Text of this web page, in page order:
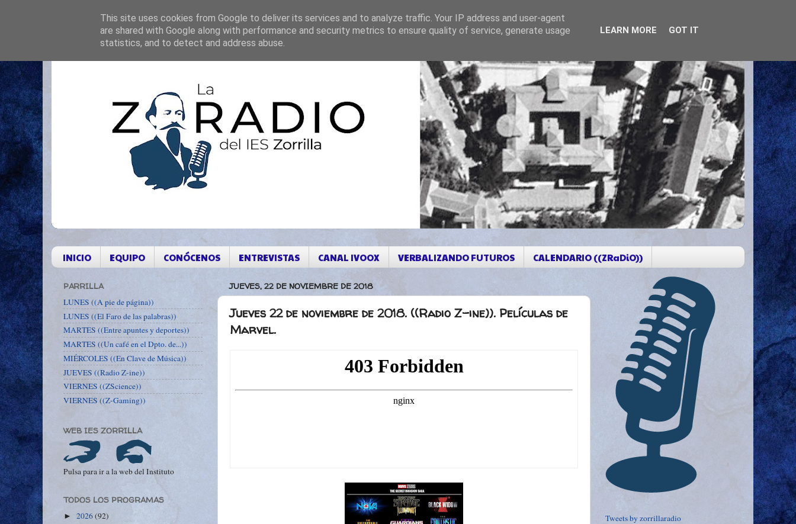
INICIO EQUIPO CONÓCENOS ENTREVISTAS CANAL IVOOX VERBALIZANDO FUTUROS CALENDARIO ((ZRaDiO))
JUEVES, 22 DE NOVIEMBRE DE 2018
Jueves 22 de noviembre de 2018. ((Radio Z-ine)). Películas de
Marvel.
PARRILLA
LUNES ((A pie de página))
LUNES ((El Faro de las palabras))
MARTES ((Entre apuntes y deportes))
MARTES ((Un café en el Dpto. de...))
MIÉRCOLES ((En Clave de Música))
JUEVES ((Radio Z-ine))
VIERNES ((ZScience))
VIERNES ((Z-Gaming))
WEB IES ZORRILLA
Pulsa para ir a la web del Instituto
TODOS LOS PROGRAMAS
► 2026(92) Tweets by zorrillaradio
This site uses cookies from Google to deliver its services and to analyze traffic. Your IP address and user-agent
are shared with Google along with performance and security metrics to ensure quality of service, generate usage
statistics, and to detect and address abuse.
LEARN MORE GOT IT